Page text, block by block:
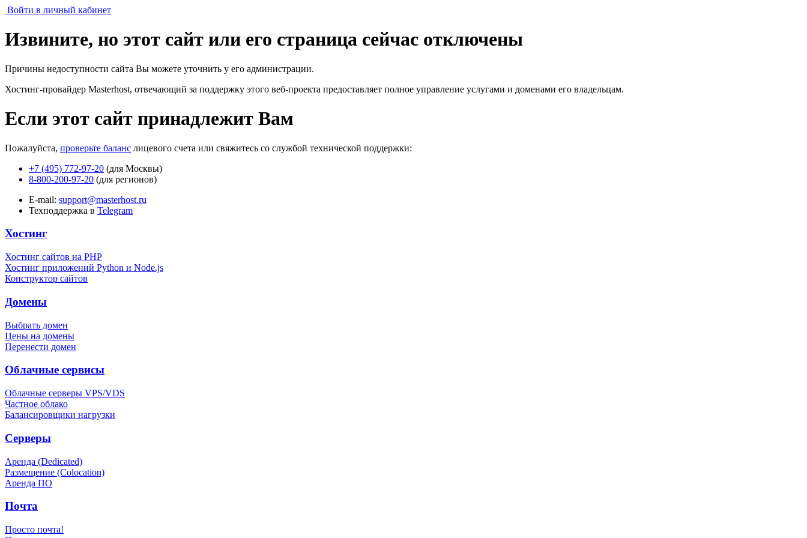
Войти в личный кабинет
Извините, но этот сайт или его страница сейчас отключены
Причины недоступности сайта Вы можете уточнить у его администрации.
Хостинг-провайдер Masterhost, отвечающий за поддержку этого веб-проекта предоставляет полное управление услугами и доменами его владельцам.
Если этот сайт принадлежит Вам
Пожалуйста, проверьте баланс лицевого счета или свяжитесь со службой технической поддержки:
+7 (495) 772-97-20 (для Москвы)
8-800-200-97-20 (для регионов)
E-mail: support@masterhost.ru
Техподдержка в Telegram
Хостинг
Хостинг сайтов на PHP
Хостинг приложений Python и Node.js
Конструктор сайтов
Домены
Выбрать домен
Цены на домены
Перенести домен
Облачные сервисы
Облачные серверы VPS/VDS
Частное облако
Балансировщики нагрузки
Серверы
Аренда (Dedicated)
Размещение (Colocation)
Аренда ПО
Почта
Просто почта!